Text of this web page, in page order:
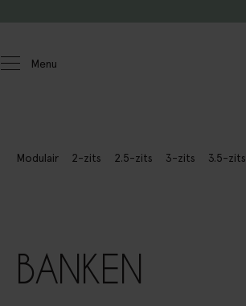
Menu
Modulair 2-zits 2.5-zits 3-zits 3.5-zits
BANKEN